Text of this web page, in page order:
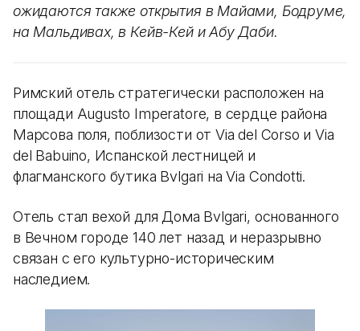
ожидаются также открытия в Майами, Бодруме,
на Мальдивах, в Кейв-Кей и Абу Даби.
Римский отель стратегически расположен на
площади Augusto Imperatore, в сердце района
Марсова поля, поблизости от Via del Corso и Via
del Babuino, Испанской лестницей и
флагманского бутика Bvlgari на Via Condotti.
Отель стал вехой для Дома Bvlgari, основанного
в Вечном городе 140 лет назад и неразрывно
связан с его культурно-историческим
наследием.